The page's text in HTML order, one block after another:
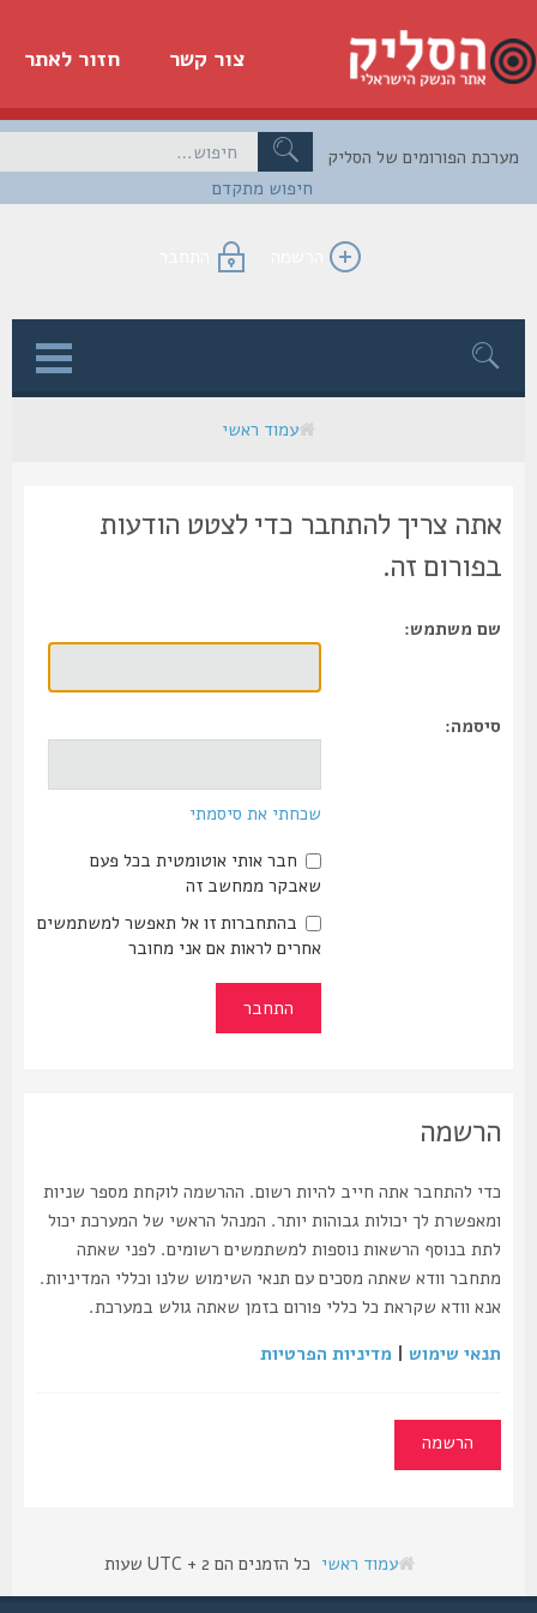
חזור לאתר צור קשר
חיפוש מתקדם
הפורומים של הסליק
הרשמה התחבר
עמוד ראשי
אתה צריך להתחבר כדי לצטט הודעות
בפורום זה.
שם משתמש:
סיסמה:
שכחתי את סיסמתי
חבר אותי אוטומטית בכל פעם
שאבקר ממחשב זה
בהתחברות זו אל תאפשר למשתמשים
אחרים לראות אם אני מחובר
הרשמה
כדי להתחבר אתה חייב להיות רשום. ההרשמה לוקחת מספר שניות
ומאפשרת לך יכולות גבוהות יותר. המנהל הראשי של המערכת יכול
לתת בנוסף הרשאות נוספות למשתמשים רשומים. לפני שאתה
מתחבר וודא שאתה מסכים עם תנאי השימוש שלנו וכללי המדיניות.
אנא וודא שקראת כל כללי פורום בזמן שאתה גולש במערכת.
תנאי שימוש|מדיניות הפרטיות
הרשמה
עמוד ראשי כל הזמנים הם UTC + 2 שעות